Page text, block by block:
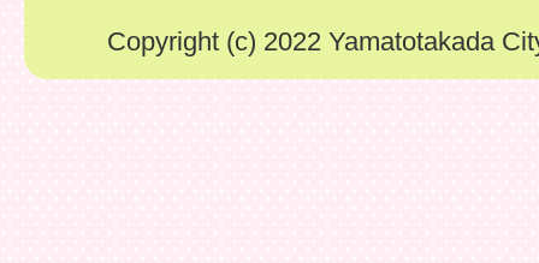
Copyright (c) 2022 Yamatotakada